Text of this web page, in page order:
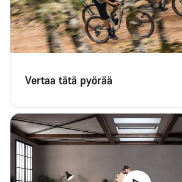
Vertaa tätä pyörää